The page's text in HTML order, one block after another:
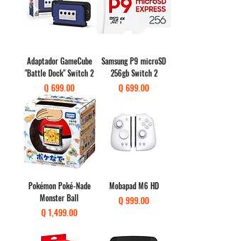
Adaptador GameCube
"Battle Dock" Switch 2
Precio
Q 699.00
Samsung P9 microSD
256gb Switch 2
Precio
Q 699.00
Pokémon Poké-Nade
Monster Ball
Precio
Q 1,499.00
Mobapad M6 HD
Precio
Q 999.00